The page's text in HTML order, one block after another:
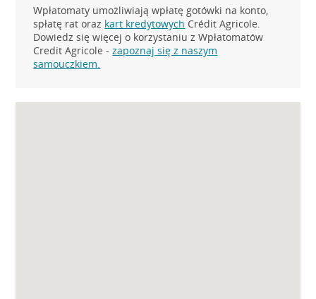
Wpłatomaty umożliwiają wpłatę gotówki na konto,
spłatę rat oraz kart kredytowych Crédit Agricole.
Dowiedz się więcej o korzystaniu z Wpłatomatów
Credit Agricole -zapoznaj się z naszym
samouczkiem.